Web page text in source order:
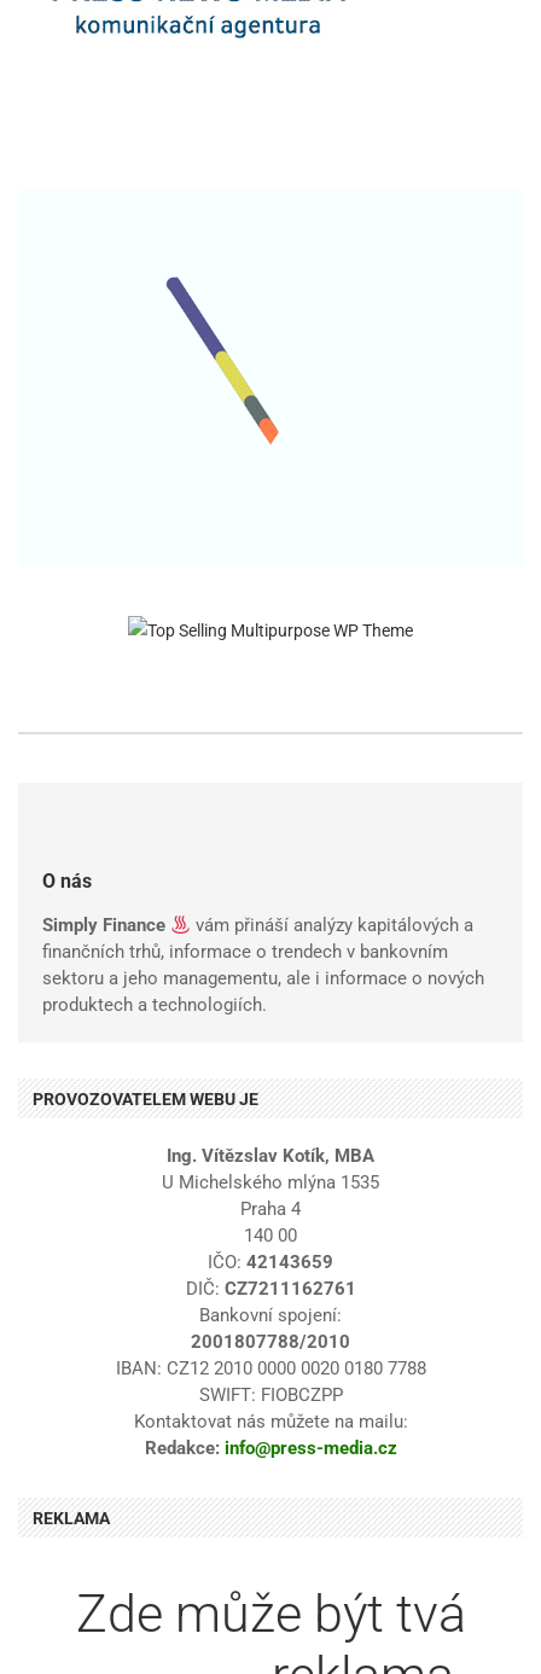
O nás
Simply Finance
vám přináší analýzy kapitálových a
finančních trhů, informace o trendech v bankovním
sektoru a jeho managementu, ale i informace o nových
produktech a technologiích.
PROVOZOVATELEM WEBU JE
Ing. Vítězslav Kotík, MBA
U Michelského mlýna 1535
Praha 4
140 00
IČO: 42143659
DIČ: CZ7211162761
Bankovní spojení:
2001807788/2010
IBAN: CZ12 2010 0000 0020 0180 7788
SWIFT: FIOBCZPP
Kontaktovat nás můžete na mailu:
Redakce: info@press-media.cz
REKLAMA
Zde může být tvá